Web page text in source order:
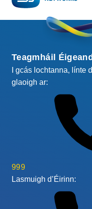
Teagmháil
I gcás lochtanna, línte
glaoigh ar:
999
Lasmuigh d’Éirinn: